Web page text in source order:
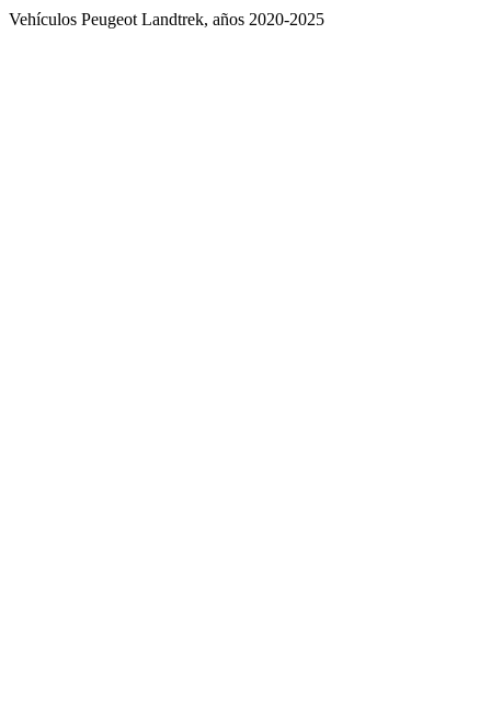
Vehículos Peugeot Landtrek, años 2020-2025